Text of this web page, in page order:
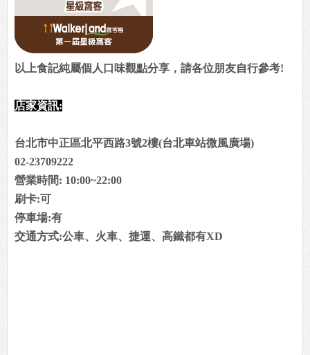
以上食記純屬個人口味觀點分享，請各位朋友自行參考!
店家資訊:
台北市中正區北平西路3號2樓(台北車站微風廣場)
02-23709222
營業時間: 10:00~22:00
刷卡:可
停車場:有
交通方式:公車、火車、捷運、高鐵都有XD